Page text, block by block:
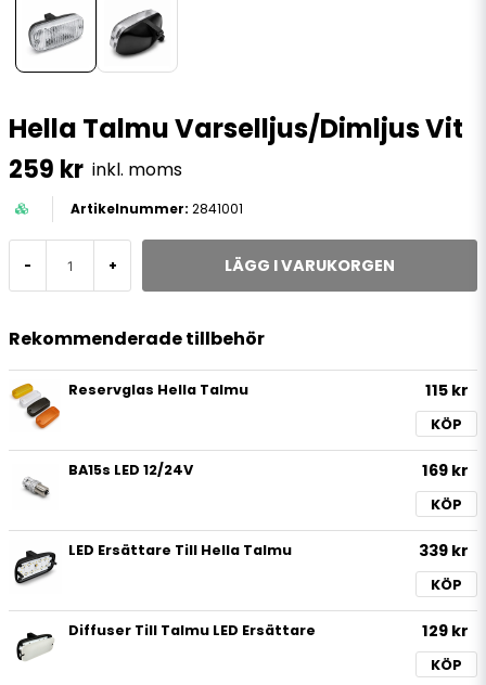
Hella Talmu Varselljus/Dimljus Vit
259 kr inkl. moms
2841001
- + LÄGG I VARUKORGEN
Rekommenderade tillbehör
Reservglas Hella Talmu 115 kr
KÖP
BA15s LED 12/24V 169 kr
KÖP
LED Ersättare Till Hella Talmu 339 kr
KÖP
Diffuser Till Talmu LED Ersättare 129 kr
KÖP